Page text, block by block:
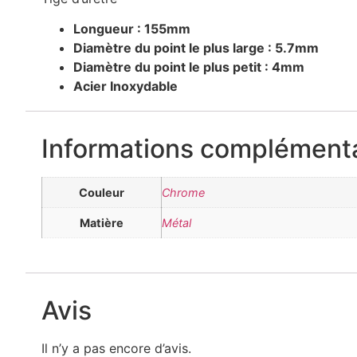
Longueur : 155mm
Diamètre du point le plus large : 5.7mm
Diamètre du point le plus petit : 4mm
Acier Inoxydable
Informations
Couleur Chrome
Matière Métal
Avis
Il n’y a pas encore d’avis.